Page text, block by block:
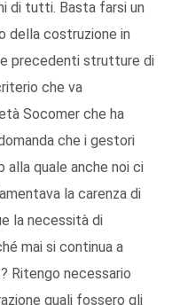
di tutti. Basta farsi un
della costruzione in
precedenti strutture di
che va
Socomer che ha
che i gestori
quale anche noi ci
la carenza di
la necessità di
mai si continua a
Ritengo necessario
quali fossero gli